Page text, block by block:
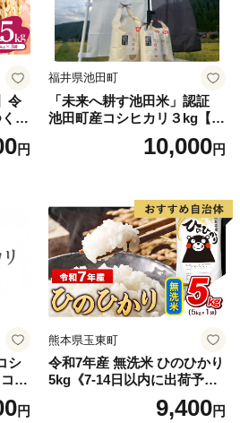
令
し
・
円
福井県池田町
「未来へ耕す池田米」認証
池田町産コシヒカリ３kg【お
1人様につき３セットまで】
10,000円
シ
シ
米
メ円
熊本県玉東町
令和7年産 無洗米 ひのひかり
5kg《7-14日以内に出荷予定
(土日祝除く)》コメ 米 無洗米
高レビュー｜人気米 熊本県
9,400円